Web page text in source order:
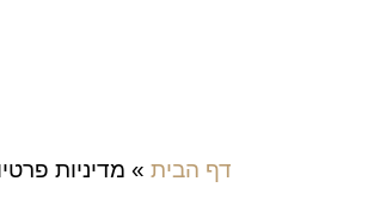
דף הבית » מדיניות